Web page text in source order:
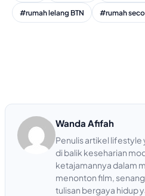
#rumah lelang BTN #rumah
Wanda Afifah
Penulis artikel lifestyle
di balik keseharian
ketajamannya dalam
menonton film,
tulisan bergaya hidup